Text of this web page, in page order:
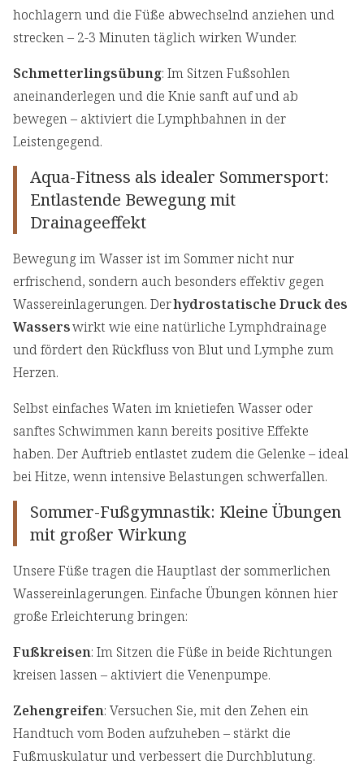
hochlagern und die Füße abwechselnd anziehen und
strecken – 2-3 Minuten täglich wirken Wunder.
Schmetterlingsübung: Im Sitzen Fußsohlen
aneinanderlegen und die Knie sanft auf und ab
bewegen – aktiviert die Lymphbahnen in der
Leistengegend.
Aqua-Fitness als idealer Sommersport:
Entlastende Bewegung mit
Drainageeffekt
Bewegung im Wasser ist im Sommer nicht nur
erfrischend, sondern auch besonders effektiv gegen
Wassereinlagerungen. Derhydrostatische Druck des
Wasserswirkt wie eine natürliche Lymphdrainage
und fördert den Rückfluss von Blut und Lymphe zum
Herzen.
Selbst einfaches Waten im knietiefen Wasser oder
sanftes Schwimmen kann bereits positive Effekte
haben. Der Auftrieb entlastet zudem die Gelenke – ideal
bei Hitze, wenn intensive Belastungen schwerfallen.
Sommer-Fußgymnastik: Kleine Übungen
mit großer Wirkung
Unsere Füße tragen die Hauptlast der sommerlichen
Wassereinlagerungen. Einfache Übungen können hier
große Erleichterung bringen:
Fußkreisen: Im Sitzen die Füße in beide Richtungen
kreisen lassen – aktiviert die Venenpumpe.
Zehengreifen: Versuchen Sie, mit den Zehen ein
Handtuch vom Boden aufzuheben – stärkt die
Fußmuskulatur und verbessert die Durchblutung.